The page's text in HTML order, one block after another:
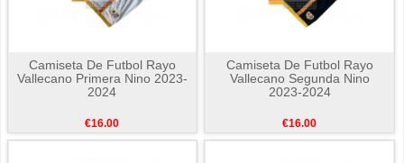
Camiseta De Futbol Rayo
Vallecano Primera Nino 2023-
2024
€16.00
Camiseta De Futbol Rayo
Vallecano Segunda Nino
2023-2024
€16.00